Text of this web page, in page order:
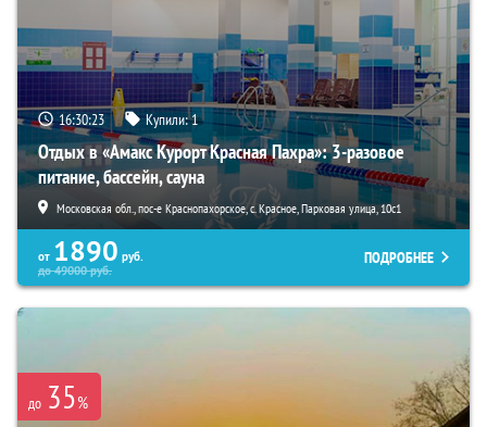
16:30:22 Купили:1
Отдых в «Амакс Курорт ‎Красная Пахра»: 3-разовое
питание, бассейн, сауна
Московская обл., пос-е Краснопахорское, с. Красное, Парковая улица, 10с1
от 1890 руб.
до49000руб.
ПОДРОБНЕЕ
до 35%